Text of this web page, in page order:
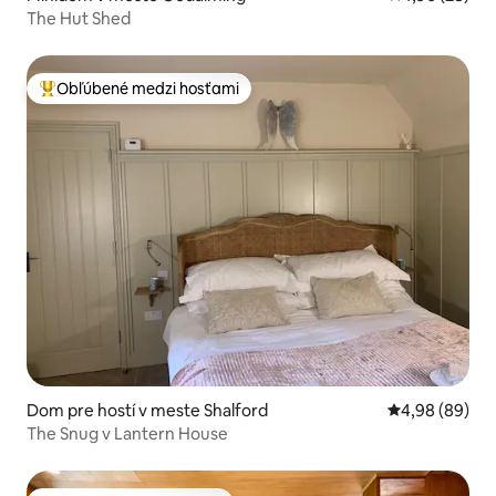
The Hut Shed
Najobľúbenejšie medzi hosťami
Obľúbené medzi hosťami
Dom pre hostí v meste Shalford Priemerné
4,98 (89)
The Snug v Lantern House